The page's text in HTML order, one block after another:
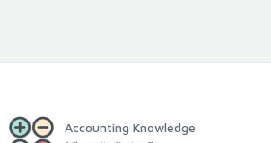
Accounting Knowledge